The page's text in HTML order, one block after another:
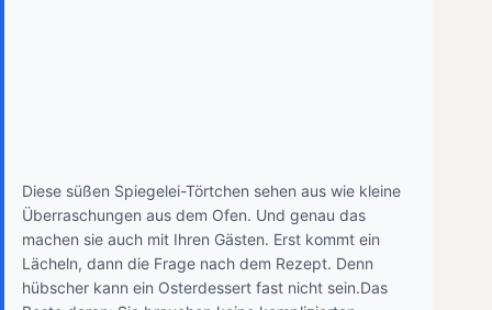
Diese süßen Spiegelei-Törtchen sehen aus wie kleine
Überraschungen aus dem Ofen. Und genau das
machen sie auch mit Ihren Gästen. Erst kommt ein
Lächeln, dann die Frage nach dem Rezept. Denn
hübscher kann ein Osterdessert fast nicht sein.Das